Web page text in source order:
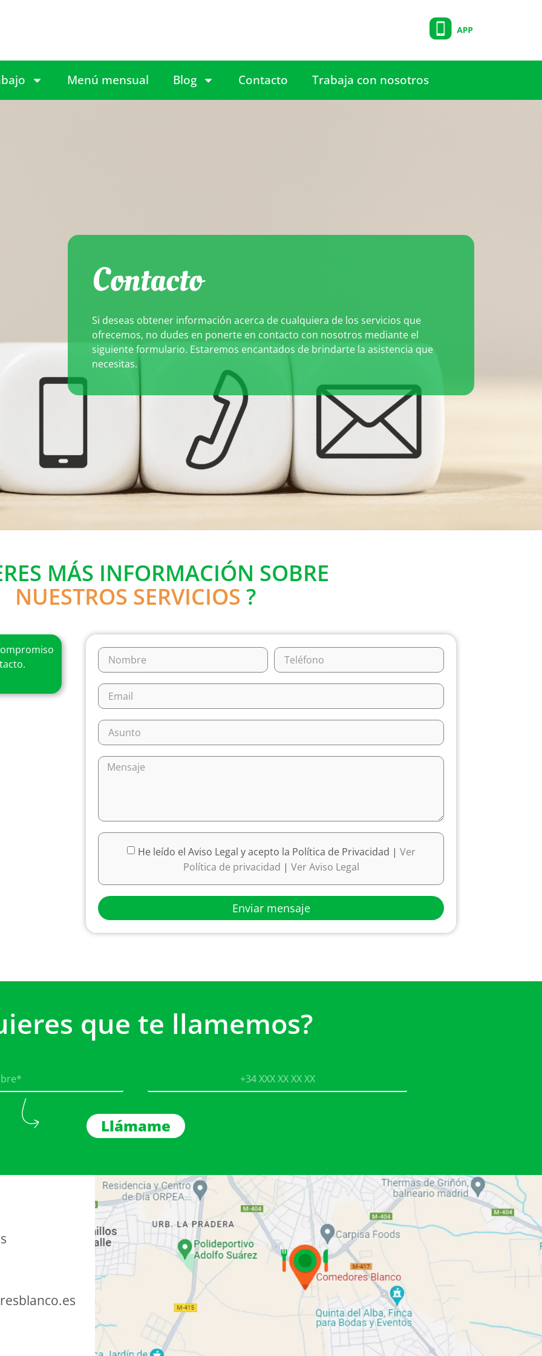
Menú mensual Blog Contacto Trabaja con nosotros
Contacto
Si deseas obtener información acerca de cualquiera de los servicios que
ofrecemos, no dudes en ponerte en contacto con nosotros mediante el
siguiente formulario. Estaremos encantados de brindarte la asistencia que
necesitas.
MÁS INFORMACIÓN SOBRE
NUESTROS SERVICIOS ?
He leído el Aviso Legal y acepto la Política de Privacidad | Ver
Política de privacidad | Ver Aviso Legal
Enviar mensaje
que te llamemos?
Llámame